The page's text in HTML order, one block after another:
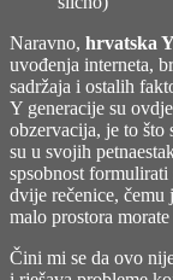
Naravno, hrvatska
uvođenja interneta,
sadržaja i ostalih
Y generacije su
obzervacija, je to
su u svojih
spsobnost
dvije rečenice,
malo prostora
Čini mi se da ovo